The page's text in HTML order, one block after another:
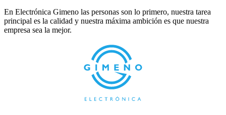
En Electrónica Gimeno las personas son lo primero, nuestra tarea
principal es la calidad y nuestra máxima ambición es que nuestra
empresa sea la mejor.